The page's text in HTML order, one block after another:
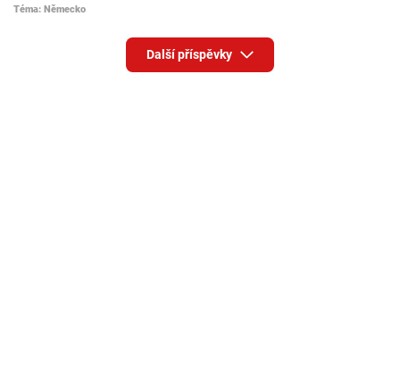
Téma: Německo
Další příspěvky